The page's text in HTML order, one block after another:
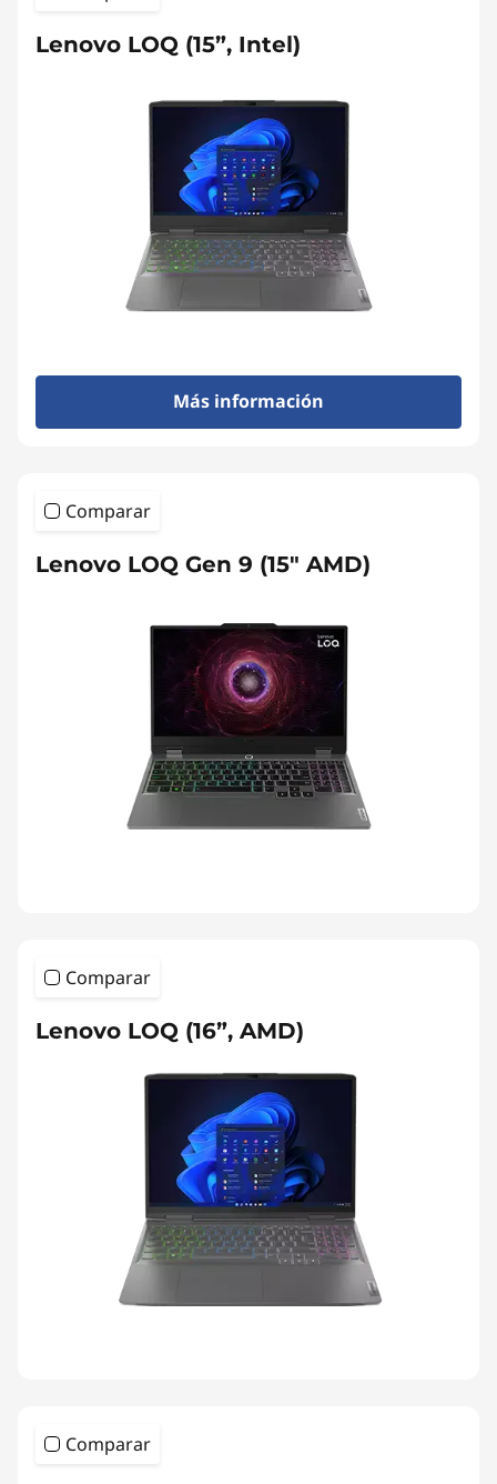
Lenovo LOQ (15”, Intel)
Más información
Comparar
Lenovo LOQ Gen 9 (15" AMD)
Comparar
Lenovo LOQ (16”, AMD)
Comparar